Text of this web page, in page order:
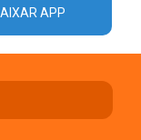
APP